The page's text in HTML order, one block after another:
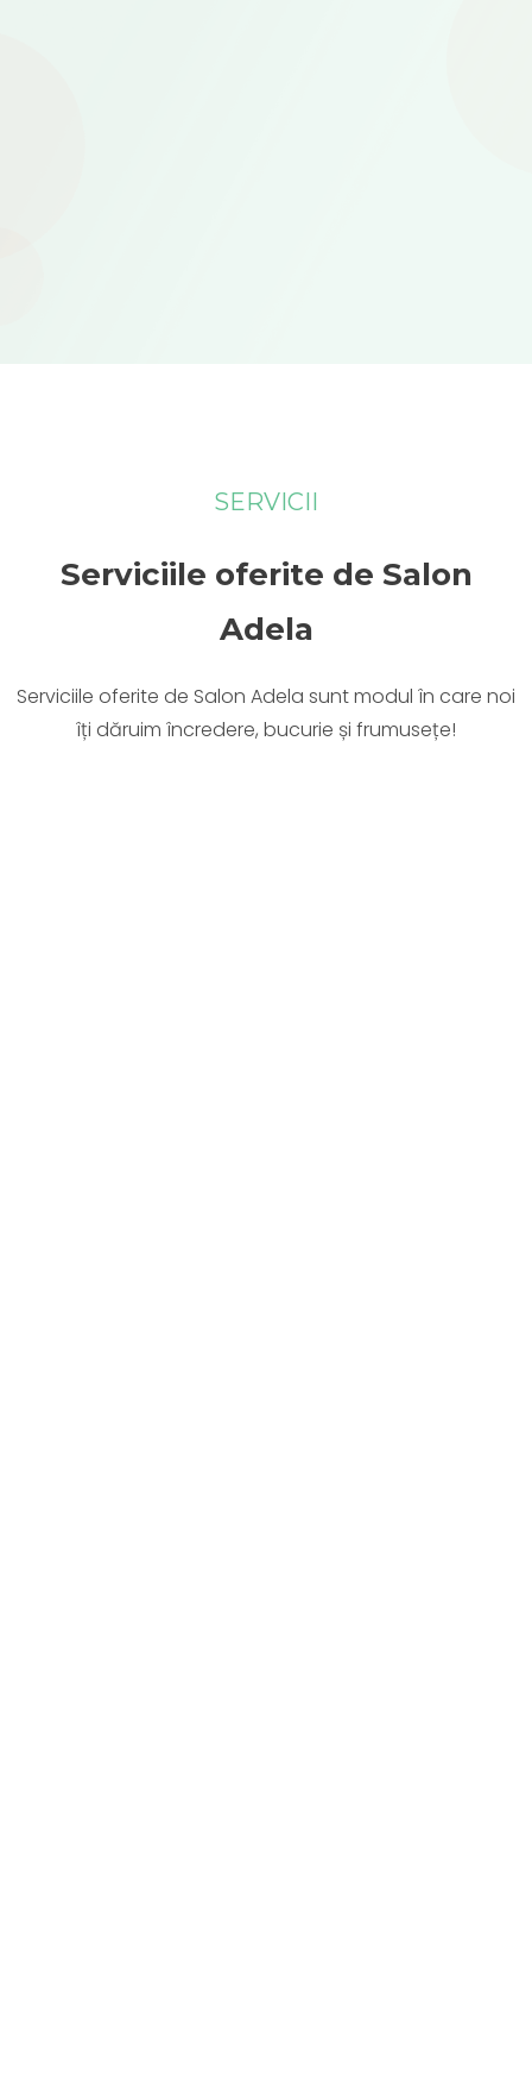
SERVICII
Serviciile oferite de Salon
Adela
Serviciile oferite de Salon Adela sunt modul în care noi
îți dăruim încredere, bucurie și frumusețe!